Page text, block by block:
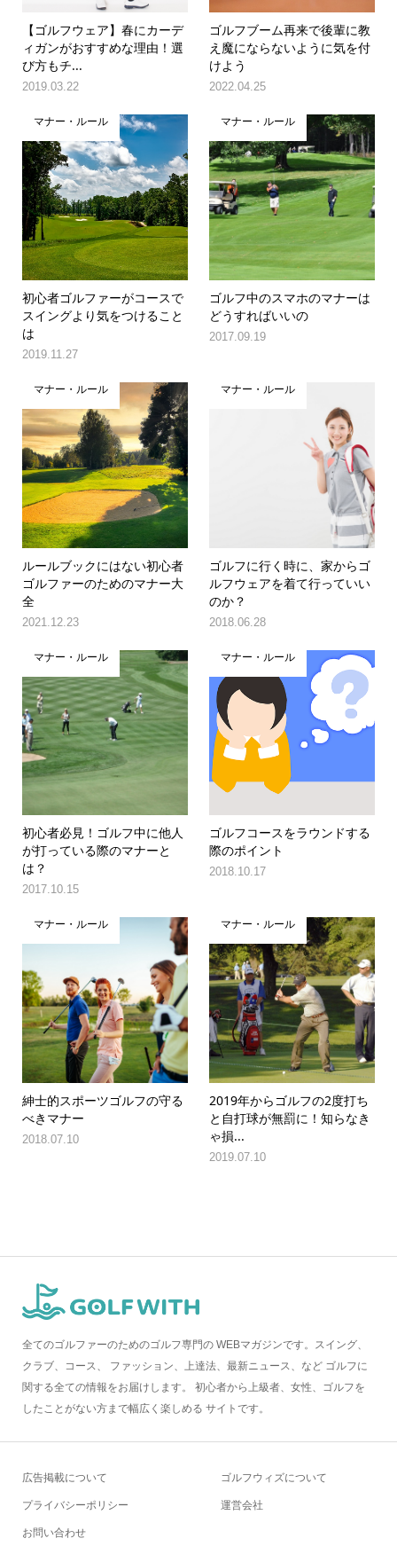
【ゴルフウェア】春にカーデ
ィガンがおすすめな理由！選
び方もチ...
2019.03.22
ゴルフブーム再来で後輩に教
え魔にならないように気を付
けよう
2022.04.25
マナー・ルール
初心者ゴルファーがコースで
スイングより気をつけること
は
2019.11.27
マナー・ルール
ゴルフ中のスマホのマナーは
どうすればいいの
2017.09.19
マナー・ルール
ルールブックにはない初心者
ゴルファーのためのマナー大
全
2021.12.23
マナー・ルール
ゴルフに行く時に、家からゴ
ルフウェアを着て行っていい
のか？
2018.06.28
マナー・ルール
初心者必見！ゴルフ中に他人
が打っている際のマナーと
は？
2017.10.15
マナー・ルール
ゴルフコースをラウンドする
際のポイント
2018.10.17
マナー・ルール
紳士的スポーツゴルフの守る
べきマナー
2018.07.10
マナー・ルール
2019年からゴルフの2度打ち
と自打球が無罰に！知らなき
ゃ損...
2019.07.10
全てのゴルファーのためのゴルフ専門の WEBマガジンです。スイング、
クラブ、コース、 ファッション、上達法、最新ニュース、など ゴルフに
関する全ての情報をお届けします。 初心者から上級者、女性、ゴルフを
したことがない方まで幅広く楽しめる サイトです。
広告掲載について
プライバシーポリシー
お問い合わせ
ゴルフウィズについて
運営会社